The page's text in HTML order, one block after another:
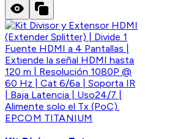
EPCOM TITANIUM